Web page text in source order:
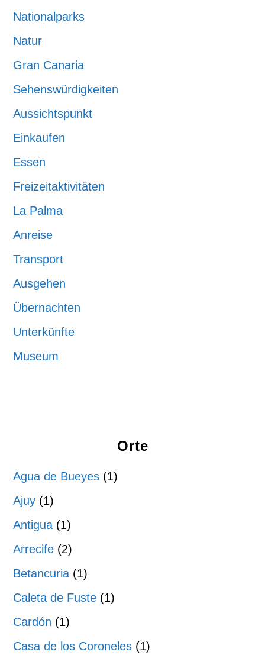
Nationalparks
Natur
Gran Canaria
Sehenswürdigkeiten
Aussichtspunkt
Einkaufen
Essen
Freizeitaktivitäten
La Palma
Anreise
Transport
Ausgehen
Übernachten
Unterkünfte
Museum
Orte
Agua de Bueyes (1)
Ajuy (1)
Antigua (1)
Arrecife (2)
Betancuria (1)
Caleta de Fuste (1)
Cardón (1)
Casa de los Coroneles (1)